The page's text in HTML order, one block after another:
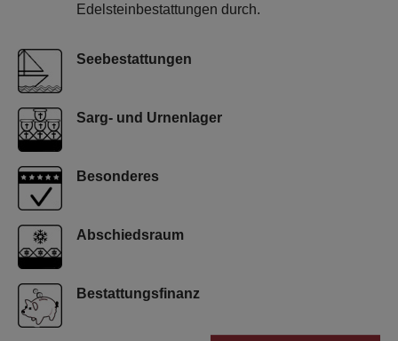
Edelsteinbestattungen durch.
Seebestattungen
Sarg- und Urnenlager
Besonderes
Abschiedsraum
Bestattungsfinanz